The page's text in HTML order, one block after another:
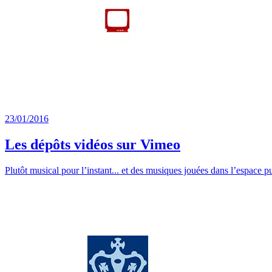
23/01/2016
Les dépôts vidéos sur Vimeo
Plutôt musical pour l’instant... et des musiques jouées dans l’espace